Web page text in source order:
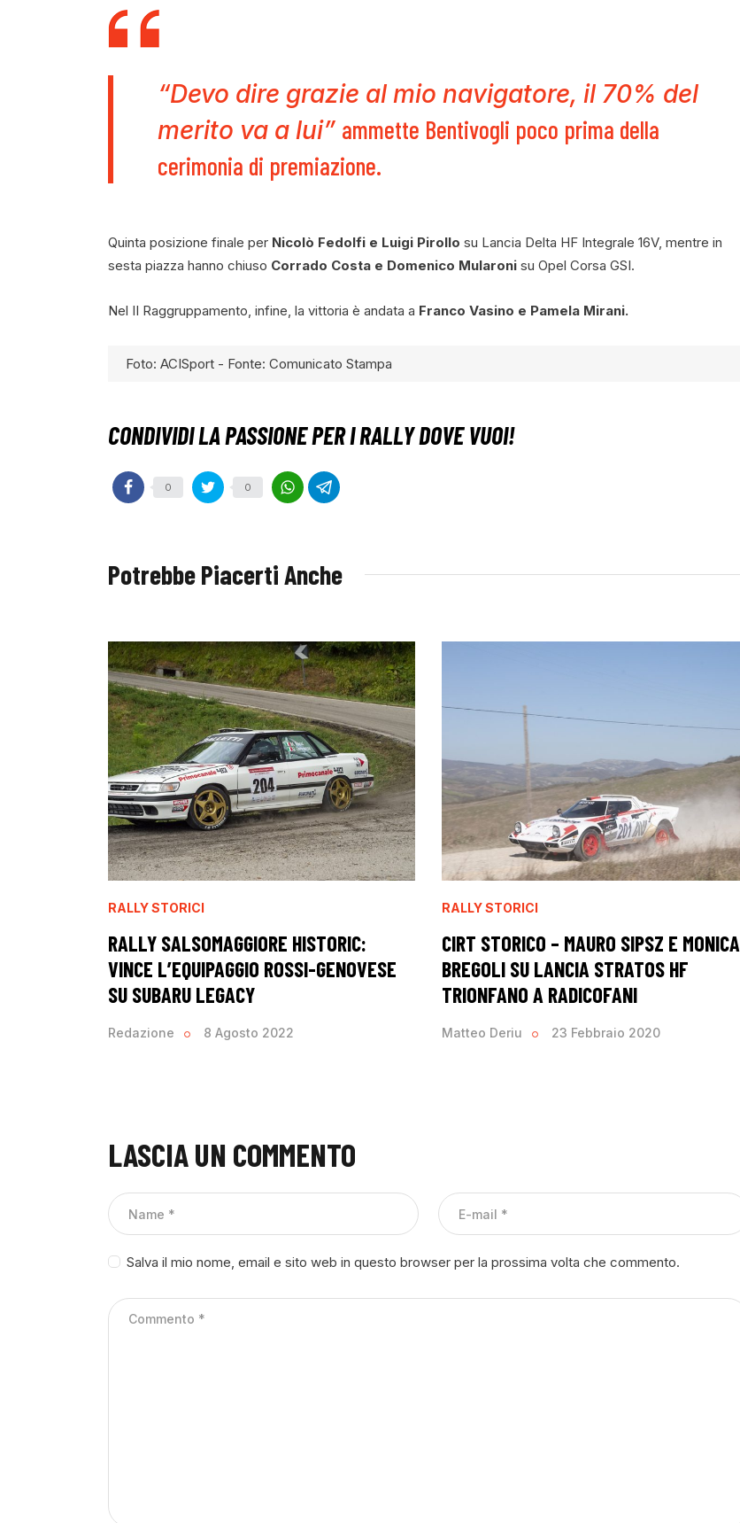
“Devo dire grazie al mio navigatore, il 70% del
merito va a lui” ammette Bentivogli poco prima della
cerimonia di premiazione.
Quinta posizione finale per Nicolò Fedolfi e Luigi Pirollo su Lancia Delta HF Integrale 16V, mentre in
sesta piazza hanno chiuso Corrado Costa e Domenico Mularoni su Opel Corsa GSI.
Nel II Raggruppamento, infine, la vittoria è andata a Franco Vasino e Pamela Mirani.
Foto: ACISport - Fonte: Comunicato Stampa
0 0
Potrebbe Piacerti Anche
RALLY STORICI
RALLY SALSOMAGGIORE HISTORIC:
VINCE L’EQUIPAGGIO ROSSI-GENOVESE
SU SUBARU LEGACY
Redazione 8 Agosto 2022
RALLY STORICI
CIRT STORICO – MAURO SIPSZ E MONICA
BREGOLI SU LANCIA STRATOS HF
TRIONFANO A RADICOFANI
Matteo Deriu 23 Febbraio 2020
LASCIA UN COMMENTO
Salva il mio nome, email e sito web in questo browser per la prossima volta che commento.